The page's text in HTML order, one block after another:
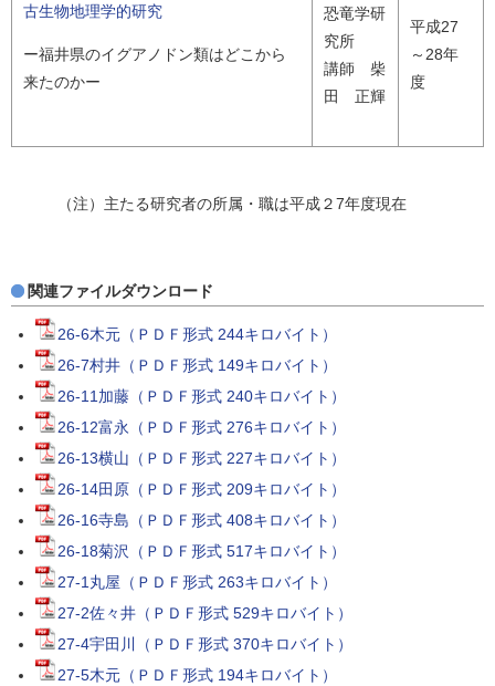
古生物地理学的研究
ー福井県のイグアノドン類はどこから
来たのかー
恐竜学研
究所
講師 柴
田 正輝
平成27
～28年
度
（注）主たる研究者の所属・職は平成２7年度現在
関連ファイルダウンロード
26-6木元（ＰＤＦ形式 244キロバイト）
26-7村井（ＰＤＦ形式 149キロバイト）
26-11加藤（ＰＤＦ形式 240キロバイト）
26-12富永（ＰＤＦ形式 276キロバイト）
26-13横山（ＰＤＦ形式 227キロバイト）
26-14田原（ＰＤＦ形式 209キロバイト）
26-16寺島（ＰＤＦ形式 408キロバイト）
26-18菊沢（ＰＤＦ形式 517キロバイト）
27-1丸屋（ＰＤＦ形式 263キロバイト）
27-2佐々井（ＰＤＦ形式 529キロバイト）
27-4宇田川（ＰＤＦ形式 370キロバイト）
27-5木元（ＰＤＦ形式 194キロバイト）